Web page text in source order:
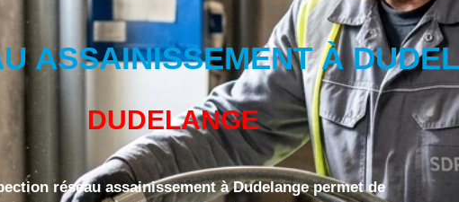
ASSAINISSEMENT À
DUDELANGE
réseau assainissement à Dudelange permet de